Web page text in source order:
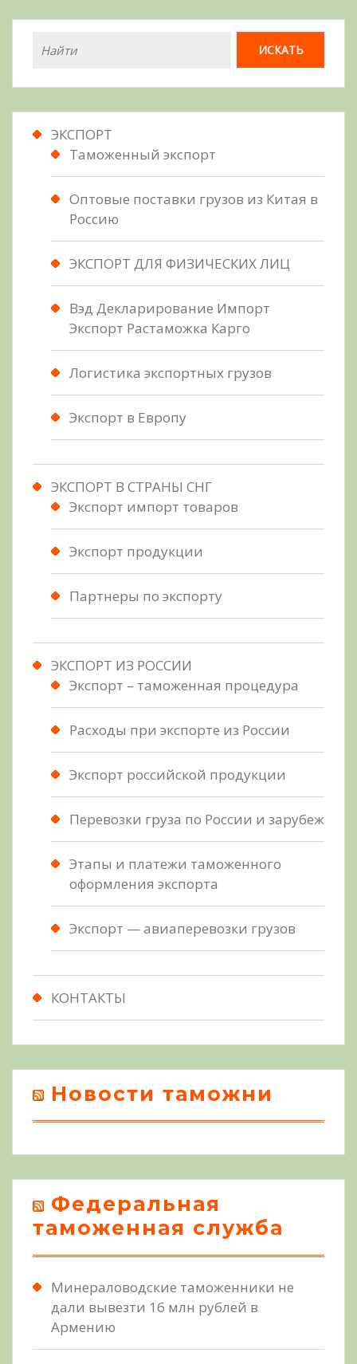
ЭКСПОРТ
Таможенный экспорт
Оптовые поставки грузов из Китая в
Россию
ЭКСПОРТ ДЛЯ ФИЗИЧЕСКИХ ЛИЦ
Вэд Декларирование Импорт
Экспорт Растаможка Карго
Логистика экспортных грузов
Экспорт в Европу
ЭКСПОРТ В СТРАНЫ СНГ
Экспорт импорт товаров
Экспорт продукции
Партнеры по экспорту
ЭКСПОРТ ИЗ РОССИИ
Экспорт – таможенная процедура
Расходы при экспорте из России
Экспорт российской продукции
Перевозки груза по России и зарубеж
Этапы и платежи таможенного
оформления экспорта
Экспорт — авиаперевозки грузов
КОНТАКТЫ
Новости таможни
Федеральная
таможенная служба
Минераловодские таможенники не
дали вывезти 16 млн рублей в
Армению